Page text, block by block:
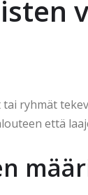
ryhmät
että